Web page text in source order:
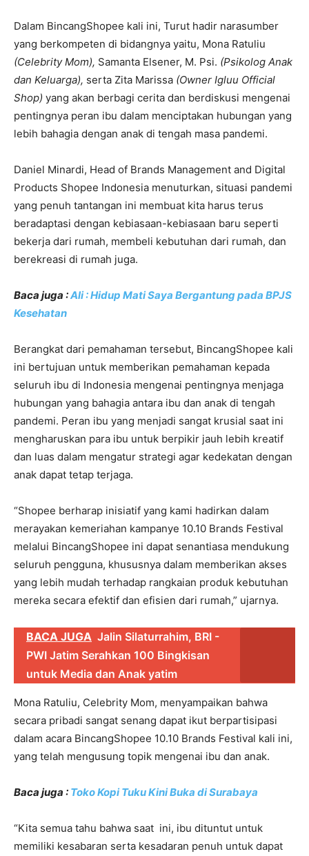
Dalam BincangShopee kali ini, Turut hadir narasumber
yang berkompeten di bidangnya yaitu, Mona Ratuliu
(Celebrity Mom), Samanta Elsener, M. Psi. (Psikolog Anak
dan Keluarga), serta Zita Marissa (Owner Igluu Official
Shop) yang akan berbagi cerita dan berdiskusi mengenai
pentingnya peran ibu dalam menciptakan hubungan yang
lebih bahagia dengan anak di tengah masa pandemi.
Daniel Minardi, Head of Brands Management and Digital
Products Shopee Indonesia menuturkan, situasi pandemi
yang penuh tantangan ini membuat kita harus terus
beradaptasi dengan kebiasaan-kebiasaan baru seperti
bekerja dari rumah, membeli kebutuhan dari rumah, dan
berekreasi di rumah juga.
Baca juga :Ali : Hidup Mati Saya Bergantung pada BPJS
Kesehatan
Berangkat dari pemahaman tersebut, BincangShopee kali
ini bertujuan untuk memberikan pemahaman kepada
seluruh ibu di Indonesia mengenai pentingnya menjaga
hubungan yang bahagia antara ibu dan anak di tengah
pandemi. Peran ibu yang menjadi sangat krusial saat ini
mengharuskan para ibu untuk berpikir jauh lebih kreatif
dan luas dalam mengatur strategi agar kedekatan dengan
anak dapat tetap terjaga.
“Shopee berharap inisiatif yang kami hadirkan dalam
merayakan kemeriahan kampanye 10.10 Brands Festival
melalui BincangShopee ini dapat senantiasa mendukung
seluruh pengguna, khususnya dalam memberikan akses
yang lebih mudah terhadap rangkaian produk kebutuhan
mereka secara efektif dan efisien dari rumah,” ujarnya.
BACA JUGA Jalin Silaturrahim, BRI -
PWI Jatim Serahkan 100 Bingkisan
untuk Media dan Anak yatim
Mona Ratuliu, Celebrity Mom, menyampaikan bahwa
secara pribadi sangat senang dapat ikut berpartisipasi
dalam acara BincangShopee 10.10 Brands Festival kali ini,
yang telah mengusung topik mengenai ibu dan anak.
Baca juga : Toko Kopi Tuku Kini Buka di Surabaya
“Kita semua tahu bahwa saat ini, ibu dituntut untuk
memiliki kesabaran serta kesadaran penuh untuk dapat